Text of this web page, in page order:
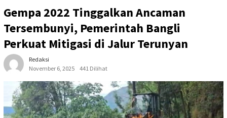
Gempa 2022 Tinggalkan Ancaman
Tersembunyi, Pemerintah Bangli
Perkuat Mitigasi di Jalur Terunyan
Redaksi
November 6, 2025
441 Dilihat